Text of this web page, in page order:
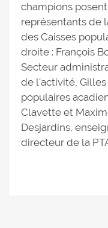
champions
représentants de
des Caisses
droite : François
Secteur
de l'activité, Gilles
populaires
Clavette et
Desjardins,
directeur de la